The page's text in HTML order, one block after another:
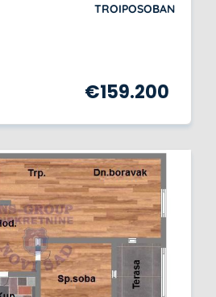
TROIPOSOBAN
€159.200